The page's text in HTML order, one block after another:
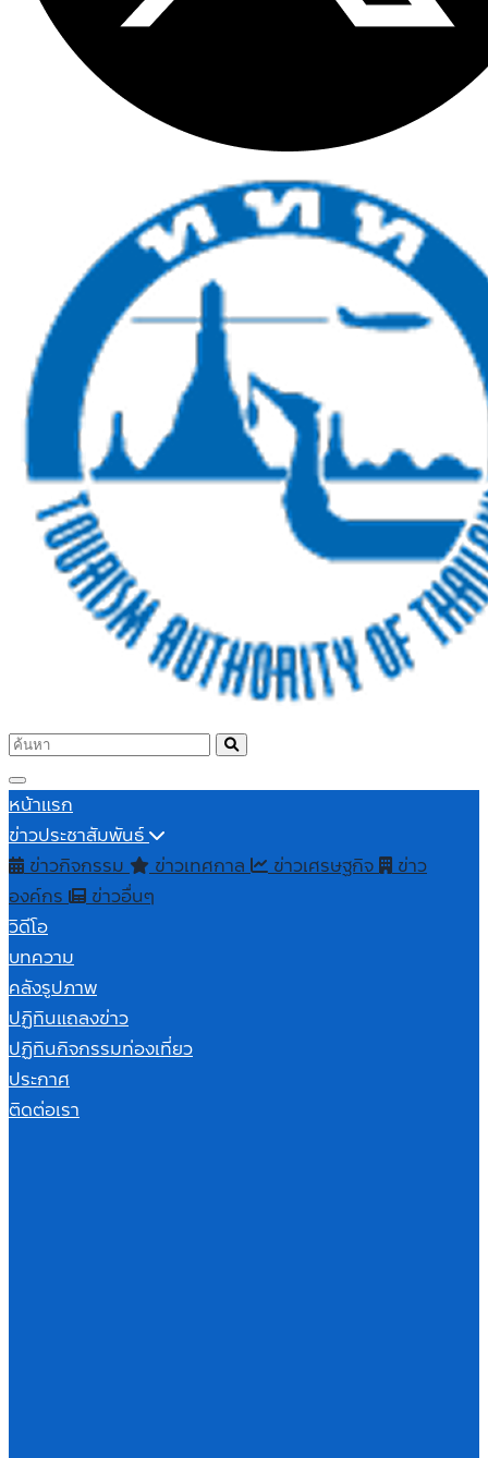
หน้าแรก
ข่าวประชาสัมพันธ์
ข่าวกิจกรรม
ข่าวเทศกาล ข่าวเศรษฐกิจ ข่าว
องค์กร
ข่าวอื่นๆ
วิดีโอ
บทความ
คลังรูปภาพ
ปฏิทินแถลงข่าว
ปฏิทินกิจกรรมท่องเที่ยว
ประกาศ
ติดต่อเรา